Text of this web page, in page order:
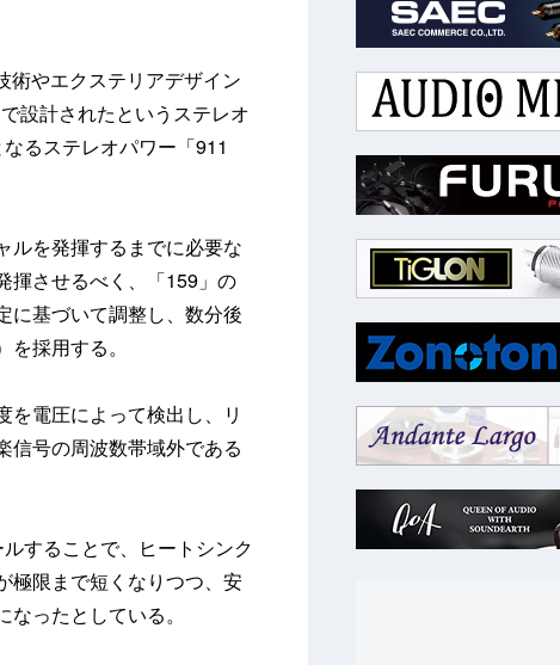
術やエクステリアデザイン
設計されたというステレオ
るステレオパワー「911
ルを発揮するまでに必要な
揮させるべく、「159」の
に基づいて調整し、数分後
採用する。
を電圧によって検出し、リ
信号の周波数帯域外である
することで、ヒートシンク
極限まで短くなりつつ、安
ったとしている。